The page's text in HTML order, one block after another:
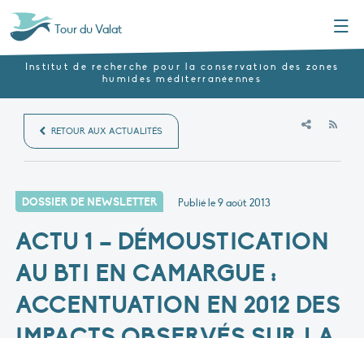
Tour du Valat
Institut de recherche pour la conservation des zones
humides méditerranéennes
RETOUR AUX ACTUALITÉS
DOSSIER DE NEWSLETTER Publié le9 août 2013
ACTU 1 – DÉMOUSTICATION
AU BTI EN CAMARGUE :
ACCENTUATION EN 2012 DES